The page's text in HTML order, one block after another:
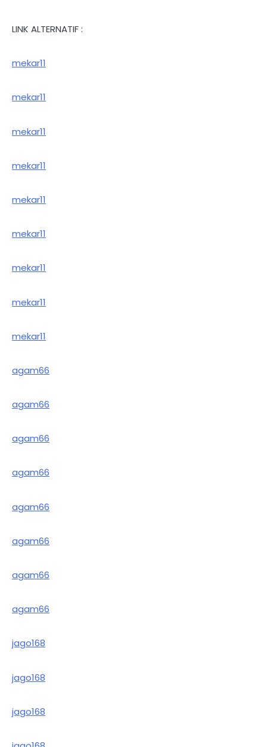
LINK ALTERNATIF :
mekar11
mekar11
mekar11
mekar11
mekar11
mekar11
mekar11
mekar11
mekar11
agam66
agam66
agam66
agam66
agam66
agam66
agam66
agam66
jago168
jago168
jago168